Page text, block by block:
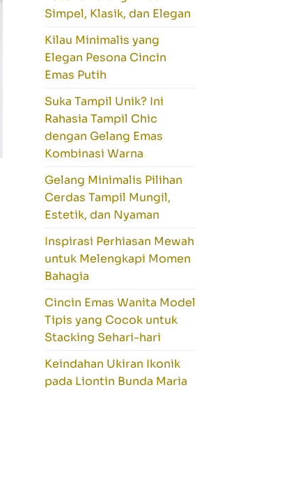
Simpel, Klasik, dan Elegan
Kilau Minimalis yang
Elegan Pesona Cincin
Emas Putih
Suka Tampil Unik? Ini
Rahasia Tampil Chic
dengan Gelang Emas
Kombinasi Warna
Gelang Minimalis Pilihan
Cerdas Tampil Mungil,
Estetik, dan Nyaman
Inspirasi Perhiasan Mewah
untuk Melengkapi Momen
Bahagia
Cincin Emas Wanita Model
Tipis yang Cocok untuk
Stacking Sehari-hari
Keindahan Ukiran Ikonik
pada Liontin Bunda Maria